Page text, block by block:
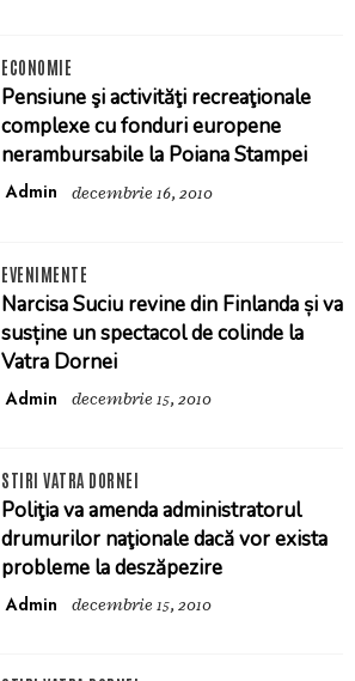
ECONOMIE
Pensiune şi activităţi recreaţionale
complexe cu fonduri europene
nerambursabile la Poiana Stampei
Admin decembrie 16, 2010
EVENIMENTE
Narcisa Suciu revine din Finlanda și va
susține un spectacol de colinde la
Vatra Dornei
Admin decembrie 15, 2010
STIRI VATRA DORNEI
Poliţia va amenda administratorul
drumurilor naţionale dacă vor exista
probleme la deszăpezire
Admin decembrie 15, 2010